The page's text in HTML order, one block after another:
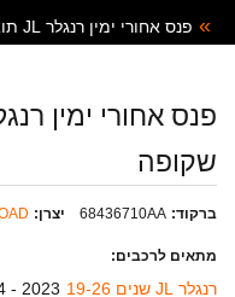
פנס אחורי ימין רנגלר JL תואם מקורי עדשה שקופה
שקופה
ברקוד: 68436710AA יצרן:
מתאים לרכבים:
רנגלר JL שנים 19-26 2023 - 2024